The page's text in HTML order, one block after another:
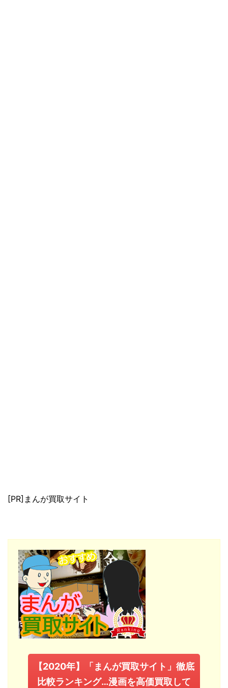
[PR]まんが買取サイト
【2020年】「まんが買取サイト」徹底
比較ランキング…漫画を高価買取して